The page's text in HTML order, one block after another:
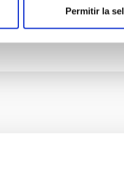
Permitir la